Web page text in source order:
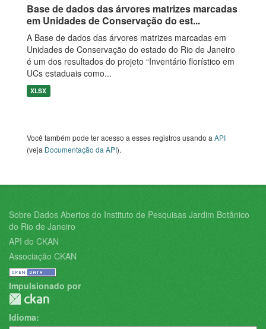
Base de dados das árvores matrizes marcadas
em Unidades de Conservação do est...
A Base de dados das árvores matrizes marcadas em
Unidades de Conservação do estado do Rio de Janeiro
é um dos resultados do projeto “Inventário florístico em
UCs estaduais como...
XLSX
Você também pode ter acesso a esses registros usando a API
(veja Documentação da API).
Sobre Dados Abertos do Instituto de Pesquisas Jardim Botânico
do Rio de Janeiro
API do CKAN
Associação CKAN
Impulsionado por
Idioma